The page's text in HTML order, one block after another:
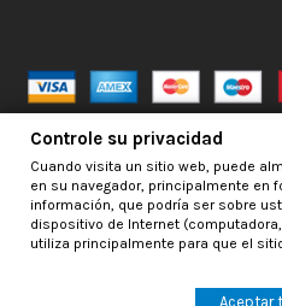
despacharán con normalidad; usted
Mercagarage.com © 2016 - 2026
Controle su privacidad
Cuando visita un sitio web, puede
en su navegador, principalmente en
información, que podría ser sobre
dispositivo de Internet
utiliza principalmente para que el
Aceptar